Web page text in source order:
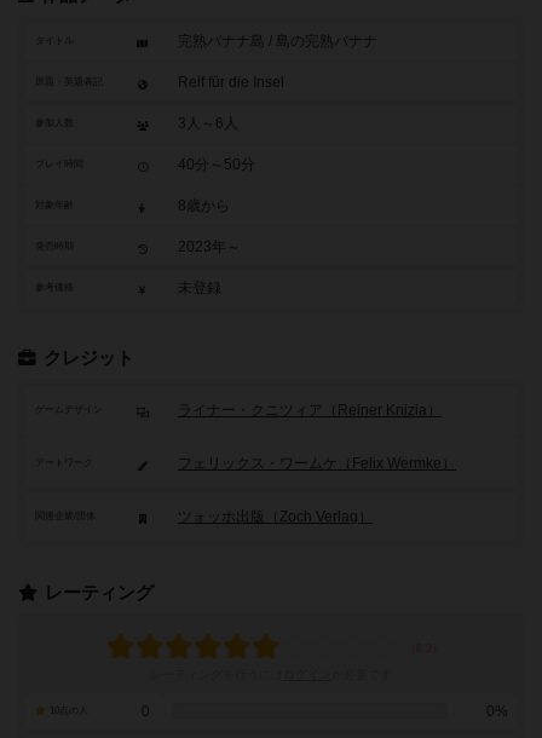
タイトル 完熟バナナ島 / 島の完熟バナナ
原題・英題表記 Reif für die Insel
参加人数 3人～6人
40分～50分
対象年齢 8歳から
2023年～
参考価格 未登録
クレジット
ゲームデザイン ライナー・クニツィア（Reiner Knizia）
アートワーク フェリックス・ワームケ（Felix Wermke）
ツォッホ出版（Zoch Verlag）
レーティング
0 0%